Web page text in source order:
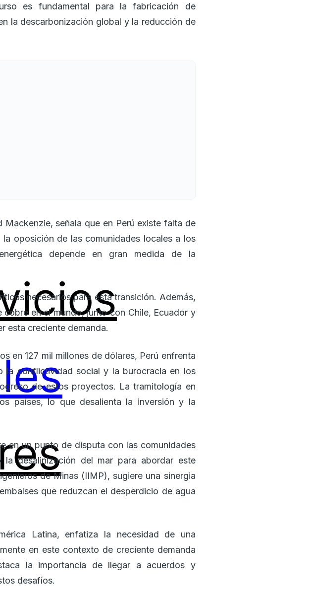
es fundamental para la fabricación de
la descarbonización global y la reducción de
señala que en Perú existe falta de
oposición de las comunidades locales a los
depende en gran medida de la
necesarios para esta transición. Además,
en el mundo, junto con Chile, Ecuador y
esta creciente demanda.
en 127 mil millones de dólares, Perú enfrenta
la conflictividad social y la burocracia en los
de estos proyectos. La tramitología en
países, lo que desalienta la inversión y la
en un punto de disputa con las comunidades
desalinización del mar para abordar este
de Minas (IIMP), sugiere una sinergia
que reduzcan el desperdicio de agua
Latina, enfatiza la necesidad de una
en este contexto de creciente demanda
la importancia de llegar a acuerdos y
desafíos.